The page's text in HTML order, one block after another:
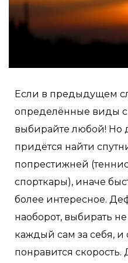
Если в предыдущем
определённые виды
выбирайте любой! Но
придётся найти
попрестижней
спорткары), иначе
более интересное.
наоборот, выбирать
каждый сам за себя, и
понравится